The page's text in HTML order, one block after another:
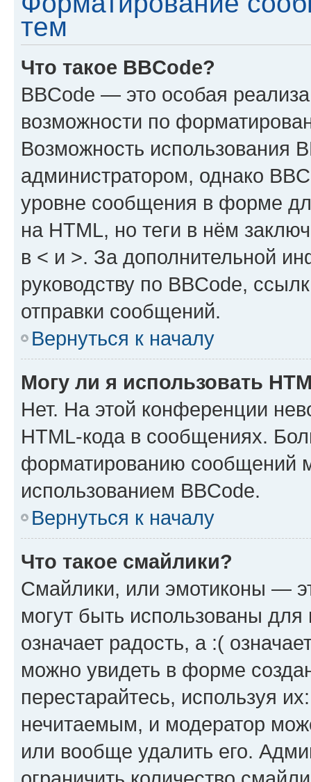
тем
Что такое BBCode?
BBCode — это особая
возможности по
Возможность использования
администратором, однако
уровне сообщения в форме
на HTML, но теги в нём
в < и >. За дополнительной
руководству по BBCode,
отправки сообщений.
Вернуться к началу
Могу ли я использовать
Нет. На этой конференции
HTML-кода в сообщениях.
форматированию сообщений
использованием BBCode.
Вернуться к началу
Что такое смайлики?
Смайлики, или эмотиконы —
могут быть использованы
означает радость, а :(
можно увидеть в форме
перестарайтесь, используя
нечитаемым, и модератор
или вообще удалить его.